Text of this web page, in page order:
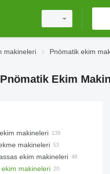
makineleri Pnömatik ekim
Ekim
makineleri
makineleri
ekim makineleri
makineleri